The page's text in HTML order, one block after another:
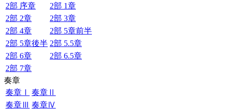
2部 序章
2部 1章
2部 2章
2部 3章
2部 4章
2部 5章前半
2部 5章後半 2部 5.5章
2部 6章
2部 6.5章
2部 7章
奏章
奏章Ⅰ
奏章Ⅱ
奏章Ⅲ 奏章Ⅳ